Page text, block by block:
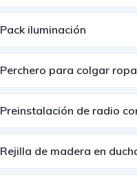
Pack iluminación
Perchero para colgar
Preinstalación de radio
Rejilla de madera en